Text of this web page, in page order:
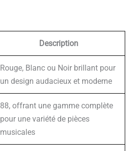
Description
Rouge, Blanc ou Noir brillant pour
un design audacieux et moderne
88, offrant une gamme complète
pour une variété de pièces
musicales